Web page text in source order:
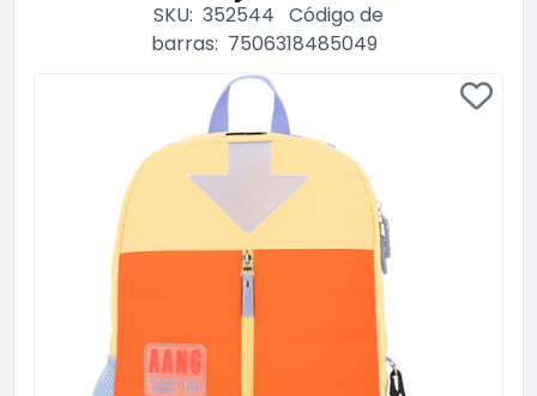
SKU: 352544 Código de
barras: 7506318485049